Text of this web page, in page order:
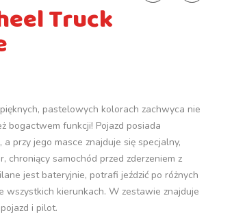
Truck
pastelowych kolorach zachwyca nie
bogactwem funkcji! Pojazd posiada
przy jego masce znajduje się specjalny,
chroniący samochód przed zderzeniem z
jest bateryjnie, potrafi jeździć po różnych
wszystkich kierunkach. W zestawie znajduje
i pilot.